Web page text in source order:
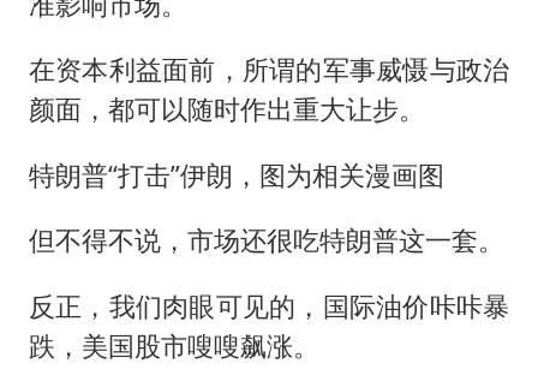
在资本利益面前，所谓的军事威慑与政治
颜面，都可以随时作出重大让步。
特朗普“打击”伊朗，图为相关漫画图
但不得不说，市场还很吃特朗普这一套。
反正，我们肉眼可见的，国际油价咔咔暴
跌，美国股市嗖嗖飙涨。